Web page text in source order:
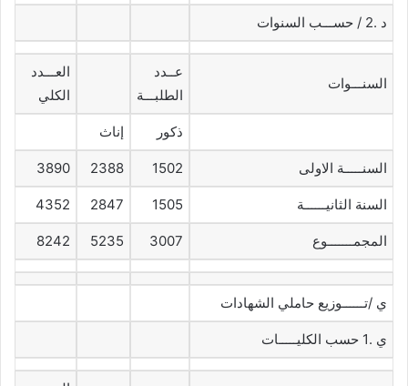
د .2 / حســـب السنوات
السنـــوات
عــدد
الطلبـــة
العـــدد
الكلي
ذكور إناث
السنـــــة الاولى 1502
2388
3890
السنة الثانيــــــة 1505
2847
4352
المجمـــــــوع 3007
5235
8242
ي /تــــــوزيع حاملي الشهادات
ي .1 حسب الكليـــــات